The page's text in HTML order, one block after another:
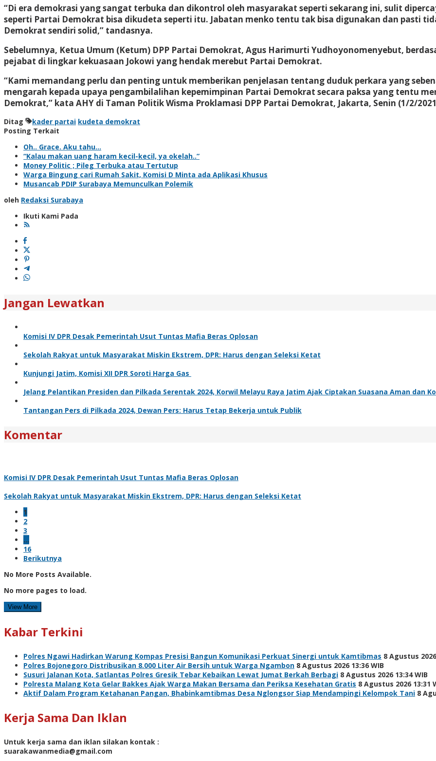
“Di era demokrasi yang sangat terbuka dan dikontrol oleh masyarakat seperti sekarang ini, sulit
seperti Partai Demokrat bisa dikudeta seperti itu. Jabatan menko tentu tak bisa digunakan dan pasti
Demokrat sendiri solid,” tandasnya.
Sebelumnya, Ketua Umum (Ketum) DPP Partai Demokrat, Agus Harimurti Yudhoyonomenyebut,
pejabat di lingkar kekuasaan Jokowi yang hendak merebut Partai Demokrat.
“Kami memandang perlu dan penting untuk memberikan penjelasan tentang duduk perkara yang
mengarah kepada upaya pengambilalihan kepemimpinan Partai Demokrat secara paksa yang tentu
Demokrat,” kata AHY di Taman Politik Wisma Proklamasi DPP Partai Demokrat, Jakarta, Senin (1/2/
Ditag kader partai kudeta demokrat
Posting Terkait
Oh.. Grace. Aku tahu…
“Kalau makan uang haram kecil-kecil, ya okelah..”
Money Politic ; Pileg Terbuka atau Tertutup
Warga Bingung cari Rumah Sakit, Komisi D Minta ada Aplikasi Khusus
Musancab PDIP Surabaya Memunculkan Polemik
oleh Redaksi Surabaya
Ikuti Kami Pada
Jangan Lewatkan
Komisi IV DPR Desak Pemerintah Usut Tuntas Mafia Beras Oplosan
Sekolah Rakyat untuk Masyarakat Miskin Ekstrem, DPR: Harus dengan Seleksi Ketat
Kunjungi Jatim, Komisi XII DPR Soroti Harga Gas
Jelang Pelantikan Presiden dan Pilkada Serentak 2024, Korwil Melayu Raya Jatim Ajak Ciptakan Suasana Aman dan
Tantangan Pers di Pilkada 2024, Dewan Pers: Harus Tetap Bekerja untuk Publik
Komentar
Komisi IV DPR Desak Pemerintah Usut Tuntas Mafia Beras Oplosan
Sekolah Rakyat untuk Masyarakat Miskin Ekstrem, DPR: Harus dengan Seleksi Ketat
1
2
3
…
16
Berikutnya
No More Posts Available.
No more pages to load.
View More
Kabar Terkini
Polres Ngawi Hadirkan Warung Kompas Presisi Bangun Komunikasi Perkuat Sinergi untuk Kamtibmas 8 Agustus
Polres Bojonegoro Distribusikan 8.000 Liter Air Bersih untuk Warga Ngambon 8 Agustus 2026 13:36 WIB
Susuri Jalanan Kota, Satlantas Polres Gresik Tebar Kebaikan Lewat Jumat Berkah Berbagi 8 Agustus 2026 13:34 WIB
Polresta Malang Kota Gelar Bakkes Ajak Warga Makan Bersama dan Periksa Kesehatan Gratis 8 Agustus 2026 13:31
Aktif Dalam Program Ketahanan Pangan, Bhabinkamtibmas Desa Nglongsor Siap Mendampingi Kelompok Tani 8
Kerja Sama Dan Iklan
Untuk kerja sama dan iklan silakan kontak :
suarakawanmedia@gmail.com